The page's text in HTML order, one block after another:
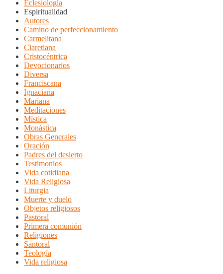
Eclesiología
Espiritualidad
Autores
Camino de perfeccionamiento
Carmelitana
Claretiana
Cristocéntrica
Devocionarios
Diversa
Franciscana
Ignaciana
Mariana
Meditaciones
Mística
Monástica
Obras Generales
Oración
Padres del desierto
Testimonios
Vida cotidiana
Vida Religiosa
Liturgia
Muerte y duelo
Objetos religiosos
Pastoral
Primera comunión
Religiones
Santoral
Teología
Vida religiosa